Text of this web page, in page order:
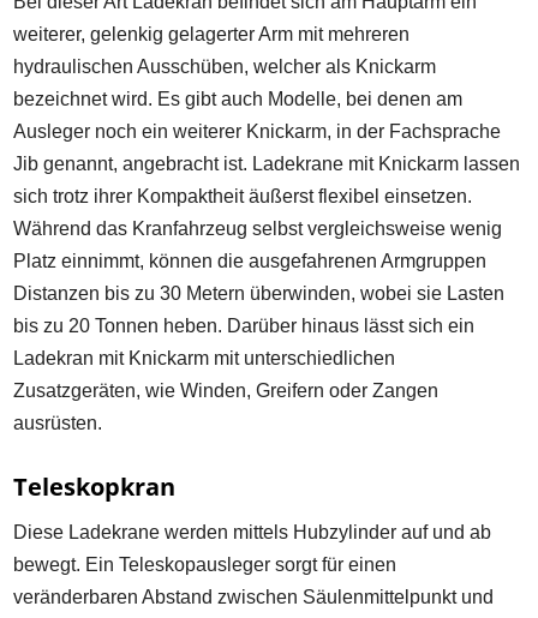
weiterer, gelenkig gelagerter Arm mit mehreren
hydraulischen Ausschüben, welcher als Knickarm
bezeichnet wird. Es gibt auch Modelle, bei denen am
Ausleger noch ein weiterer Knickarm, in der Fachsprache
Jib genannt, angebracht ist. Ladekrane mit Knickarm lassen
sich trotz ihrer Kompaktheit äußerst flexibel einsetzen.
Während das Kranfahrzeug selbst vergleichsweise wenig
Platz einnimmt, können die ausgefahrenen Armgruppen
Distanzen bis zu 30 Metern überwinden, wobei sie Lasten
bis zu 20 Tonnen heben. Darüber hinaus lässt sich ein
Ladekran mit Knickarm mit unterschiedlichen
Zusatzgeräten, wie Winden, Greifern oder Zangen
ausrüsten.
Teleskopkran
Diese Ladekrane werden mittels Hubzylinder auf und ab
bewegt. Ein Teleskopausleger sorgt für einen
veränderbaren Abstand zwischen Säulenmittelpunkt und